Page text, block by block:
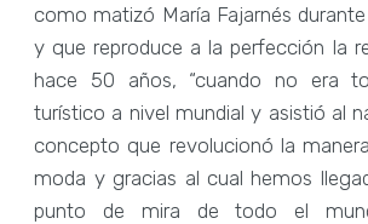
como matizó María Fajarnés
y que reproduce a la perfección la
hace 50 años, “cuando no era
turístico a nivel mundial y asistió al
concepto que revolucionó la
moda y gracias al cual hemos
punto de mira de todo el